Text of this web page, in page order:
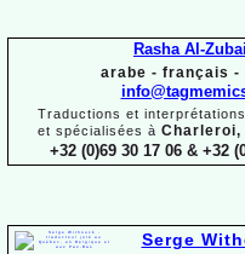
Rasha Al-
arabe - français -
Traductions et
et spécialisées à Charleroi,
+32 (0)69 30 17 06 & +32
Serge